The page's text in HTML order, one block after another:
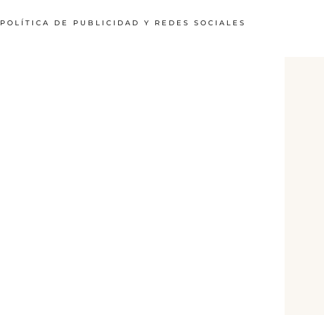
POLÍTICA DE PUBLICIDAD Y REDES SOCIALES